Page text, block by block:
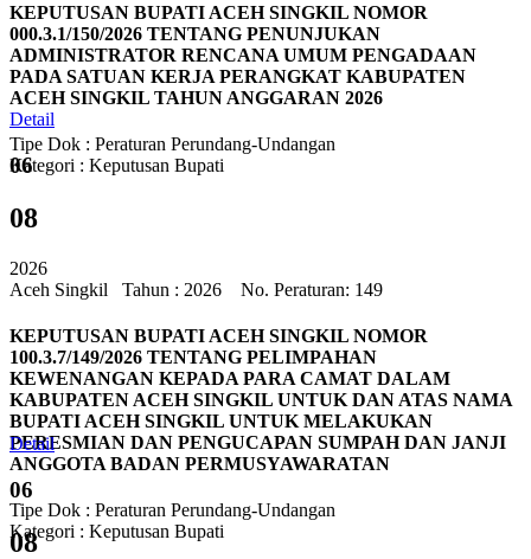
KEPUTUSAN BUPATI ACEH SINGKIL NOMOR
000.3.1/150/2026 TENTANG PENUNJUKAN
ADMINISTRATOR RENCANA UMUM PENGADAAN
PADA SATUAN KERJA PERANGKAT KABUPATEN
ACEH SINGKIL TAHUN ANGGARAN 2026
Tipe Dok : Peraturan Perundang-Undangan
Kategori : Keputusan Bupati
Detail
06
08
2026
Aceh Singkil
Tahun : 2026 No. Peraturan: 149
KEPUTUSAN BUPATI ACEH SINGKIL NOMOR
100.3.7/149/2026 TENTANG PELIMPAHAN
KEWENANGAN KEPADA PARA CAMAT DALAM
KABUPATEN ACEH SINGKIL UNTUK DAN ATAS NAMA
BUPATI ACEH SINGKIL UNTUK MELAKUKAN
PERESMIAN DAN PENGUCAPAN SUMPAH DAN JANJI
ANGGOTA BADAN PERMUSYAWARATAN
Tipe Dok : Peraturan Perundang-Undangan
Kategori : Keputusan Bupati
Detail
06
08